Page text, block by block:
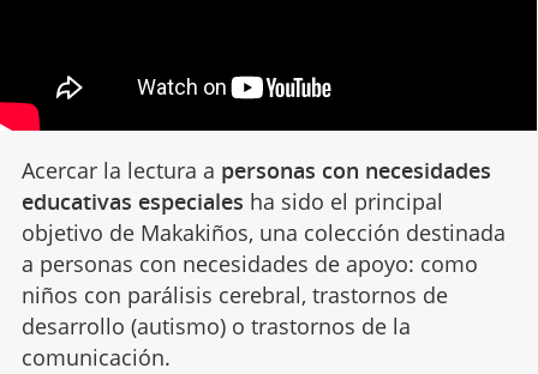
Acercar la lectura a personas con necesidades
educativas especiales ha sido el principal
objetivo de Makakiños, una colección destinada
a personas con necesidades de apoyo: como
niños con parálisis cerebral, trastornos de
desarrollo (autismo) o trastornos de la
comunicación.